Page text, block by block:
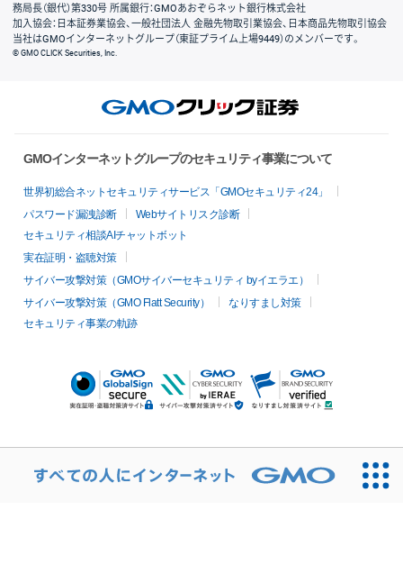
務局長（銀代）第330号 所属銀行：GMOあおぞらネット銀行株式会社
加入協会：日本証券業協会、一般社団法人 金融先物取引業協会、日本商品先物取引協会
当社はGMOインターネットグループ（東証プライム上場9449）のメンバーです。
© GMO CLICK Securities, Inc.
GMOインターネットグループのセキュリティ事業について
世界初総合ネットセキュリティサービス「GMOセキュリティ24」
パスワード漏洩診断
Webサイトリスク診断
セキュリティ相談AIチャットボット
実在証明・盗聴対策
サイバー攻撃対策（GMOサイバーセキュリティ byイエラエ）
サイバー攻撃対策（GMO Flatt Security）
なりすまし対策
セキュリティ事業の軌跡